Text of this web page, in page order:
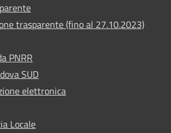
trasparente (fino al 27.10.2023)
PNRR
SUD
elettronica
Locale